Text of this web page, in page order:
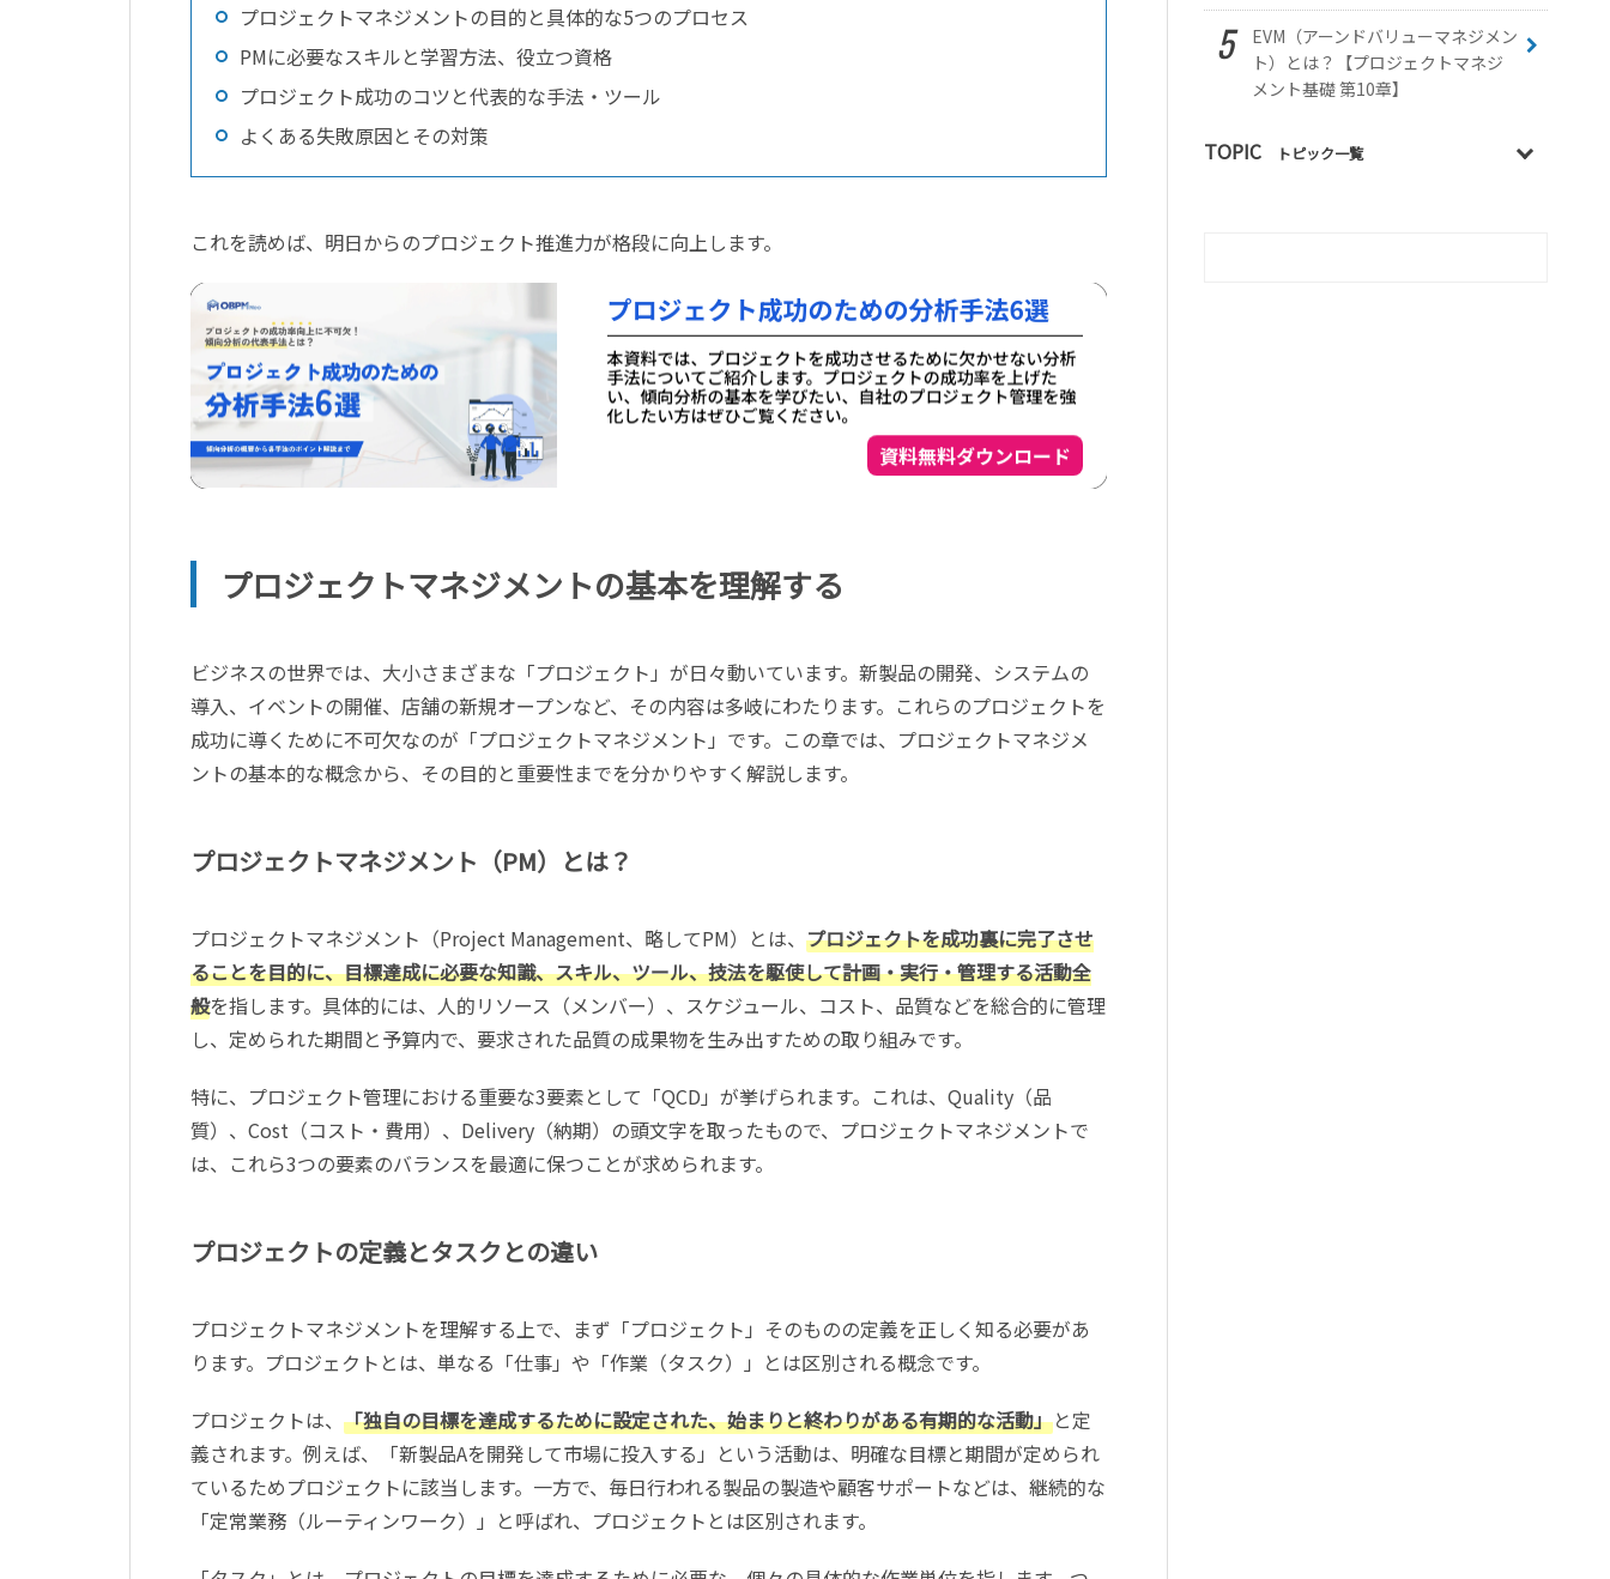
プロジェクトマネジメントの目的と具体的な5つのプロセス
PMに必要なスキルと学習方法、役立つ資格
プロジェクト成功のコツと代表的な手法・ツール
よくある失敗原因とその対策
これを読めば、明日からのプロジェクト推進力が格段に向上します。
プロジェクトマネジメントの基本を理解する
ビジネスの世界では、大小さまざまな「プロジェクト」が日々動いています。新製品の開発、システムの
導入、イベントの開催、店舗の新規オープンなど、その内容は多岐にわたります。これらのプロジェクトを
成功に導くために不可欠なのが「プロジェクトマネジメント」です。この章では、プロジェクトマネジメ
ントの基本的な概念から、その目的と重要性までを分かりやすく解説します。
プロジェクトマネジメント（PM）とは？
プロジェクトマネジメント（Project Management、略してPM）とは、 プロジェクトを成功裏に完了させ
ることを目的に、目標達成に必要な知識、スキル、ツール、技法を駆使して計画・実行・管理する活動全
般を指します。具体的には、人的リソース（メンバー）、スケジュール、コスト、品質などを総合的に管理
し、定められた期間と予算内で、要求された品質の成果物を生み出すための取り組みです。
特に、プロジェクト管理における重要な3要素として「QCD」が挙げられます。これは、Quality（品
質）、Cost（コスト・費用）、Delivery（納期）の頭文字を取ったもので、プロジェクトマネジメントで
は、これら3つの要素のバランスを最適に保つことが求められます。
プロジェクトの定義とタスクとの違い
プロジェクトマネジメントを理解する上で、まず「プロジェクト」そのものの定義を正しく知る必要があ
ります。プロジェクトとは、単なる「仕事」や「作業（タスク）」とは区別される概念です。
プロジェクトは、 「独自の目標を達成するために設定された、始まりと終わりがある有期的な活動」と定
義されます。例えば、「新製品Aを開発して市場に投入する」という活動は、明確な目標と期間が定められ
ているためプロジェクトに該当します。一方で、毎日行われる製品の製造や顧客サポートなどは、継続的な
「定常業務（ルーティンワーク）」と呼ばれ、プロジェクトとは区別されます。
EVM（アーンドバリューマネジメン
ト）とは？【プロジェクトマネジ
メント基礎 第10章】
TOPIC トピック一覧